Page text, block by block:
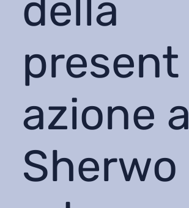
della
present
azione a
Sherwo